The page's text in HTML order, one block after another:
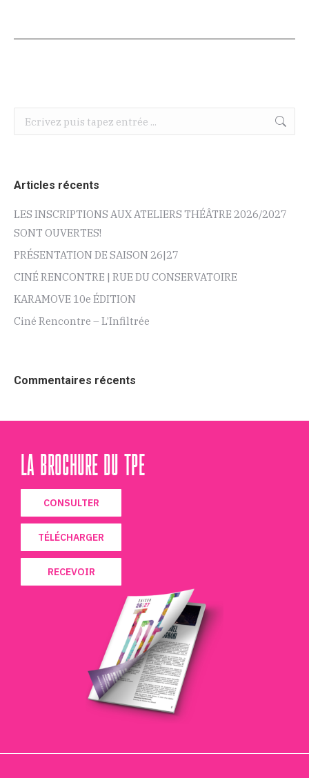
Recherche
:
Articles récents
LES INSCRIPTIONS AUX ATELIERS THÉÂTRE 2026/2027
SONT OUVERTES!
PRÉSENTATION DE SAISON 26|27
CINÉ RENCONTRE | RUE DU CONSERVATOIRE
KARAMOVE 10e ÉDITION
Ciné Rencontre – L’Infiltrée
Commentaires récents
LA BROCHURE DU TPE
CONSULTER
TÉLÉCHARGER
RECEVOIR